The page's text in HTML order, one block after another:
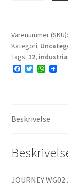
77B
4PR
TL
NHS
Varenummer (SKU):
Kategori:
Tags: 12,
F
o
T
r
W
p
Beskrivelse
JOURNEY